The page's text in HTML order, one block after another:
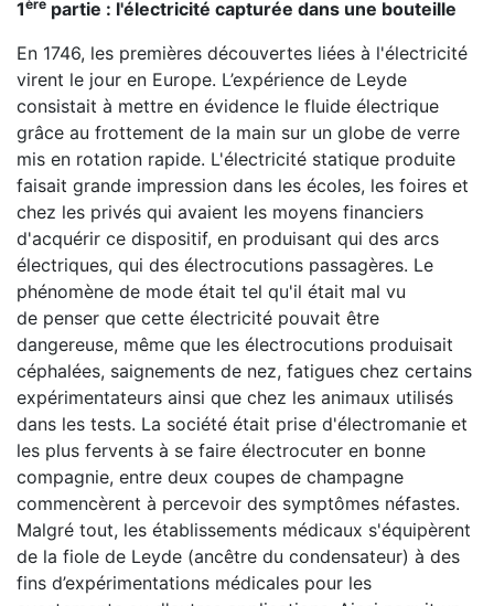
1ère partie : l'électricité capturée dans une bouteille
En 1746, les premières découvertes liées à l'électricité
virent le jour en Europe. L’expérience de Leyde
consistait à mettre en évidence le fluide électrique
grâce au frottement de la main sur un globe de verre
mis en rotation rapide. L'électricité statique produite
faisait grande impression dans les écoles, les foires et
chez les privés qui avaient les moyens financiers
d'acquérir ce dispositif, en produisant qui des arcs
électriques, qui des électrocutions passagères. Le
phénomène de mode était tel qu'il était mal vu
de penser que cette électricité pouvait être
dangereuse, même que les électrocutions produisait
céphalées, saignements de nez, fatigues chez certains
expérimentateurs ainsi que chez les animaux utilisés
dans les tests. La société était prise d'électromanie et
les plus fervents à se faire électrocuter en bonne
compagnie, entre deux coupes de champagne
commencèrent à percevoir des symptômes néfastes.
Malgré tout, les établissements médicaux s'équipèrent
de la fiole de Leyde (ancêtre du condensateur) à des
fins d’expérimentations médicales pour les